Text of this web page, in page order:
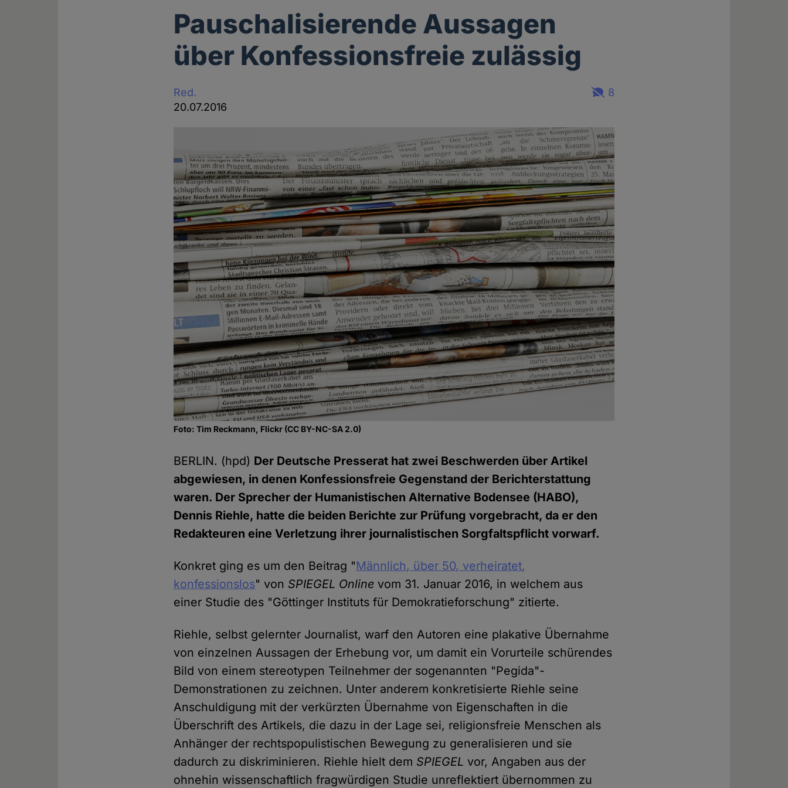
Pauschalisierende Aussagen
über Konfessionsfreie zulässig
Red.
20.07.2016
8
Foto: Tim Reckmann, Flickr (CC BY-NC-SA 2.0)
BERLIN. (hpd) Der Deutsche Presserat hat zwei Beschwerden über Artikel
abgewiesen, in denen Konfessionsfreie Gegenstand der Berichterstattung
waren. Der Sprecher der Humanistischen Alternative Bodensee (HABO),
Dennis Riehle, hatte die beiden Berichte zur Prüfung vorgebracht, da er den
Redakteuren eine Verletzung ihrer journalistischen Sorgfaltspflicht vorwarf.
Konkret ging es um den Beitrag "Männlich, über 50, verheiratet,
konfessionslos" von SPIEGEL Online vom 31. Januar 2016, in welchem aus
einer Studie des "Göttinger Instituts für Demokratieforschung" zitierte.
Riehle, selbst gelernter Journalist, warf den Autoren eine plakative Übernahme
von einzelnen Aussagen der Erhebung vor, um damit ein Vorurteile schürendes
Bild von einem stereotypen Teilnehmer der sogenannten "Pegida"-
Demonstrationen zu zeichnen. Unter anderem konkretisierte Riehle seine
Anschuldigung mit der verkürzten Übernahme von Eigenschaften in die
Überschrift des Artikels, die dazu in der Lage sei, religionsfreie Menschen als
Anhänger der rechtspopulistischen Bewegung zu generalisieren und sie
dadurch zu diskriminieren. Riehle hielt dem SPIEGEL vor, Angaben aus der
ohnehin wissenschaftlich fragwürdigen Studie unreflektiert übernommen zu